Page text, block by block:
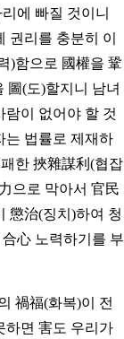
에 빠질 것이니
권리를 충분히 이
)함으로 國權을 鞏
圖(도)할지니 남녀
람이 없어야 할 것
는 법률로 제재하
한 挾雜謀利(협잡
으로 막아서 官民
懲治(징치)하여 청
心 노력하기를 부
禍福(화복)이 전
하면 害도 우리가